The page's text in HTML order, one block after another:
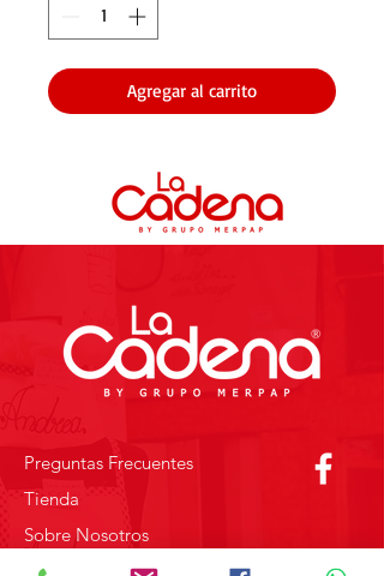
Agregar al carrito
Preguntas Frecuentes
Tienda
Sobre Nosotros
Contacto